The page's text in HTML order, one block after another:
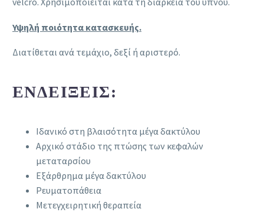
Υψηλή ποιότητα κατασκευής.
Διατίθεται ανά τεμάχιο, δεξί ή αριστερό.
ΕΝΔΕΊΞΕΙΣ:
Ιδανικό στη βλαισότητα μέγα δακτύλου
Αρχικό στάδιο της πτώσης των κεφαλών
μεταταρσίου
Εξάρθρημα μέγα δακτύλου
Ρευματοπάθεια
Μετεγχειρητική θεραπεία